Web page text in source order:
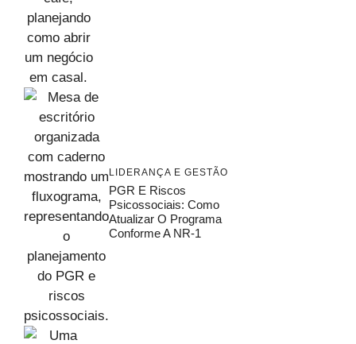
LIDERANÇA E GESTÃO
PGR E Riscos
Psicossociais: Como
Atualizar O Programa
Conforme A NR-1